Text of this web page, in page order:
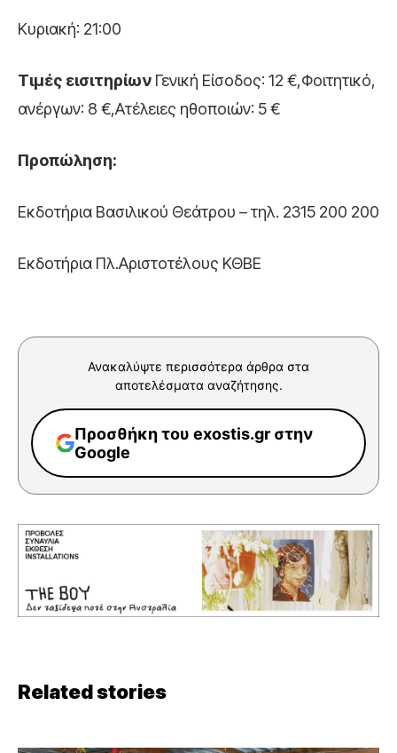
Κυριακή: 21:00
Τιμές εισιτηρίων Γενική Είσοδος: 12 €,Φοιτητικό,
ανέργων: 8 €,Ατέλειες ηθοποιών: 5 €
Προπώληση:
Εκδοτήρια Βασιλικού Θεάτρου – τηλ. 2315 200 200
Εκδοτήρια Πλ.Αριστοτέλους ΚΘΒΕ
Ανακαλύψτε περισσότερα άρθρα στα
αποτελέσματα αναζήτησης.
Προσθήκη του exostis.gr στην
Google
Related stories